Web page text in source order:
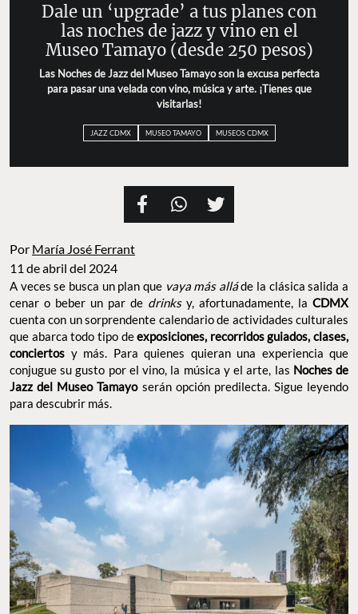
Dale un ‘upgrade’ a tus planes con
las noches de jazz y vino en el
Museo Tamayo (desde 250 pesos)
Las Noches de Jazz del Museo Tamayo son la excusa perfecta
para pasar una velada con vino, música y arte. ¡Tienes que
visitarlas!
JAZZ CDMX MUSEO TAMAYO MUSEOS CDMX
Por María José Ferrant
11 de abril del 2024
A veces se busca un plan que vaya más alláde la clásica salida a
cenar o beber un par de drinksy, afortunadamente, la CDMX
cuenta con un sorprendente calendario de actividades culturales
que abarca todo tipo deexposiciones, recorridos guiados, clases,
conciertos y más. Para quienes quieran una experiencia que
conjugue su gusto por el vino, la música y el arte, las Noches de
Jazz del Museo Tamayoserán opción predilecta. Sigue leyendo
para descubrir más.